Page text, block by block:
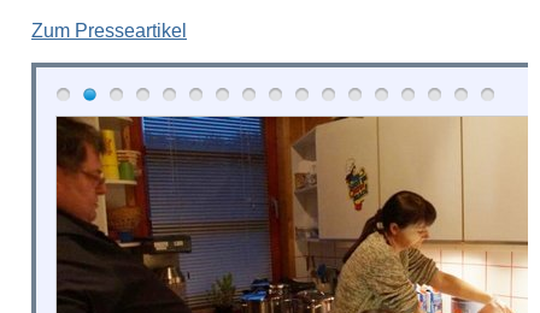
Zum Presseartikel